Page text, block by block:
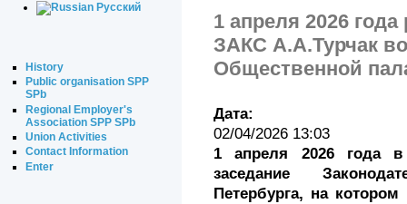
Русский
History
Public organisation SPP
SPb
Regional Employer's
Association SPP SPb
Union Activities
Contact Information
Enter
1 апреля 2026
ЗАКС А.А.Турчак
Общественной
Дата:
02/04/2026 13:03
1 апреля 2026 года
заседание
Петербурга, на